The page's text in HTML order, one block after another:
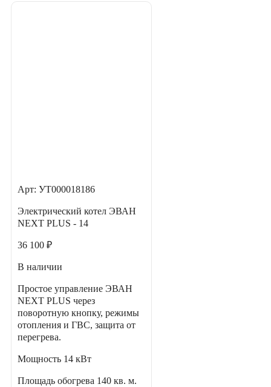
Арт: УТ000018186
Электрический котел ЭВАН
NEXT PLUS - 14
36 100 ₽
В наличии
Простое управление ЭВАН
NEXT PLUS через
поворотную кнопку, режимы
отопления и ГВС, защита от
перегрева.
Мощность 14 кВт
Площадь обогрева 140 кв. м.